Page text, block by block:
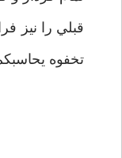
قبلي را نيز
تخفوه